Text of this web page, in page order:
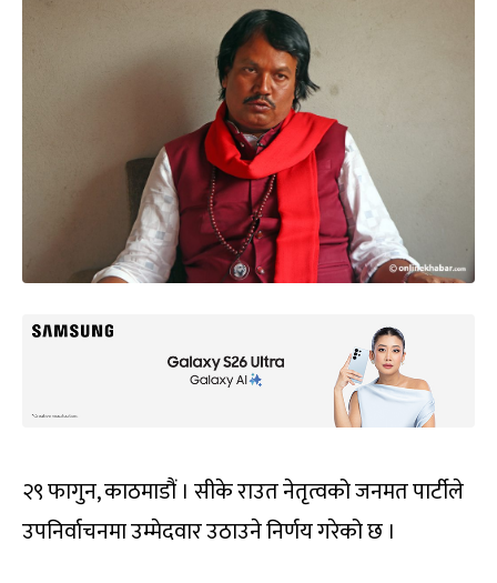
२९ फागुन, काठमाडौं । सीके राउत नेतृत्वको जनमत पार्टीले
उपनिर्वाचनमा उम्मेदवार उठाउने निर्णय गरेको छ ।